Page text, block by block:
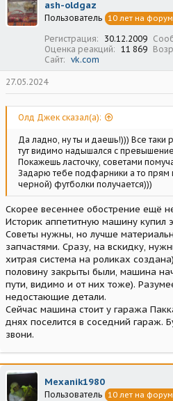
ash-oldgaz
Пользователь 10 лет на
Регистрация 30.12.2009
Оценка реакций
11 869
Сайт
vk.com
27.05.2024
Олд Джек сказал(а):
Да ладно, ну ты и даешь!))) Все таки
тут видимо надышался с
Покажешь ласточку, советами
Задарю тебе подфарники а то прям
черной) футболки получается)))
Скорее весеннее обострение ещё
Историк аппетитную машину купил
Советы нужны, но лучше
запчастями. Сразу, на вскидку,
хитрая система на роликах
половину закрыты были, машина
пути, видимо и от них тоже).
недостающие детали.
Сейчас машина стоит у гаража
днях поселится в соседний гараж.
звони.
Mexanik1980
Пользователь 10 лет на